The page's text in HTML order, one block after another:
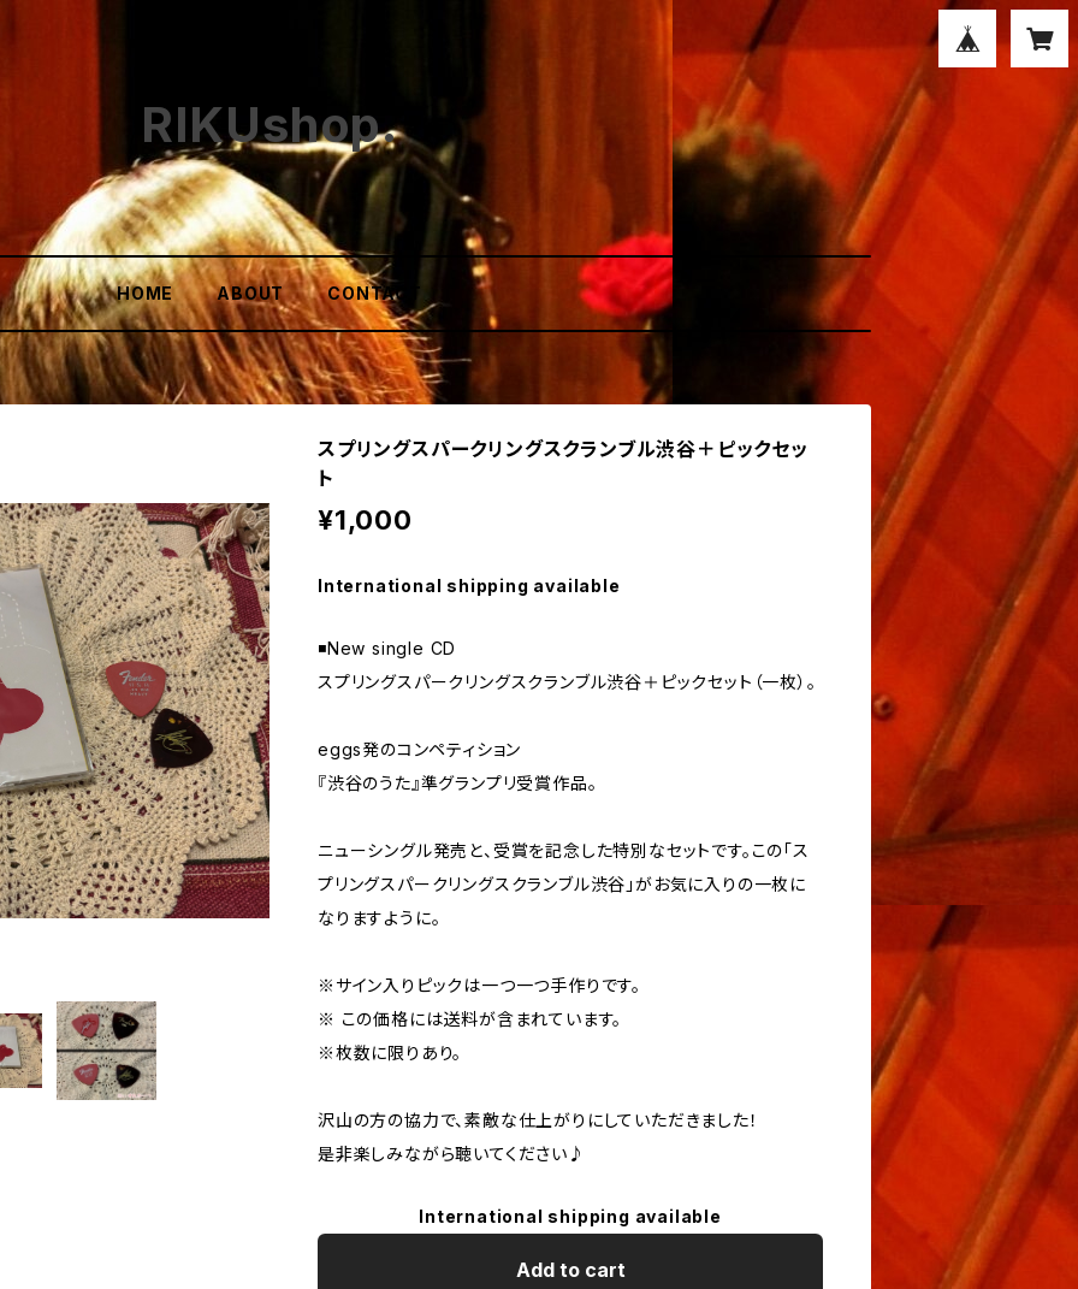
RIKUshop.
HOME ABOUT CONTACT
スプリングスパークリングスクランブル渋谷＋ピックセッ
ト
¥1,000
International shipping available
◾️New single CD
スプリングスパークリングスクランブル渋谷＋ピックセット（一枚）。
eggs発のコンペティション
『渋谷のうた』準グランプリ受賞作品。
ニューシングル発売と、受賞を記念した特別なセットです。この「ス
プリングスパークリングスクランブル渋谷」がお気に入りの一枚に
なりますように。
※サイン入りピックは一つ一つ手作りです。
※ この価格には送料が含まれています。
※枚数に限りあり。
沢山の方の協力で、素敵な仕上がりにしていただきました！
是非楽しみながら聴いてください♪
International shipping available
Add to cart